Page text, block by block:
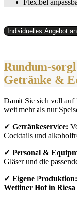
Flexibel
Individuelles Angebot
Rundum-
Getränke &
Damit Sie sich voll auf
weit mehr als nur
✓ Getränkeservice:
Cocktails und
✓ Personal &
Gläser und die
✓ Eigene Produktion:
Wettiner Hof in Riesa